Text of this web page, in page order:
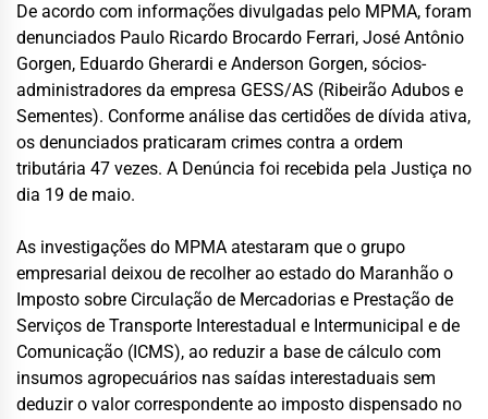
De acordo com informações divulgadas pelo MPMA, foram
denunciados Paulo Ricardo Brocardo Ferrari, José Antônio
Gorgen, Eduardo Gherardi e Anderson Gorgen, sócios-
administradores da empresa GESS/AS (Ribeirão Adubos e
Sementes). Conforme análise das certidões de dívida ativa,
os denunciados praticaram crimes contra a ordem
tributária 47 vezes. A Denúncia foi recebida pela Justiça no
dia 19 de maio.
As investigações do MPMA atestaram que o grupo
empresarial deixou de recolher ao estado do Maranhão o
Imposto sobre Circulação de Mercadorias e Prestação de
Serviços de Transporte Interestadual e Intermunicipal e de
Comunicação (ICMS), ao reduzir a base de cálculo com
insumos agropecuários nas saídas interestaduais sem
deduzir o valor correspondente ao imposto dispensado no